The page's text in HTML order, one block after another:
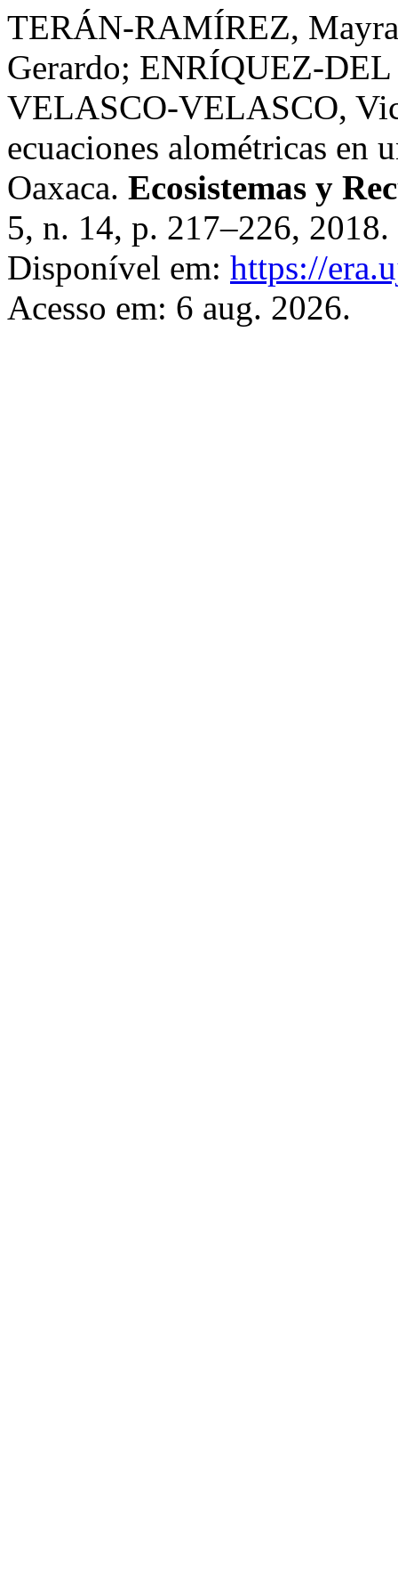
TERÁN-RAMÍREZ,
Gerardo; ENRÍQUEZ-
VELASCO-VELASCO,
ecuaciones alométricas en
Oaxaca. Ecosistemas y
5, n. 14, p. 217–226,
Disponível em: https://
Acesso em: 6 aug. 2026.